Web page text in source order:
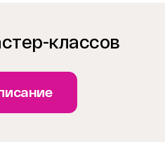
классов